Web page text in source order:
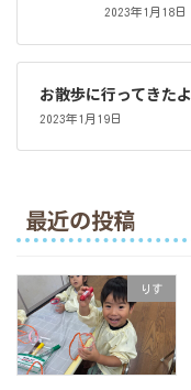
2023年1月18日
お散歩に行ってきたよ
2023年1月19日
最近の投稿
りす